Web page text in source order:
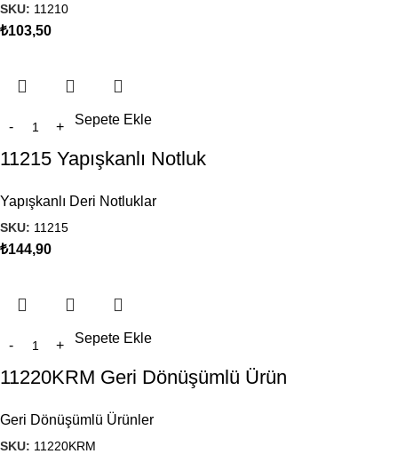
SKU: 11210
₺103,50
Sepete Ekle
11215 Yapışkanlı Notluk
Yapışkanlı Deri Notluklar
SKU: 11215
₺144,90
Sepete Ekle
11220KRM Geri Dönüşümlü Ürün
Geri Dönüşümlü Ürünler
SKU: 11220KRM